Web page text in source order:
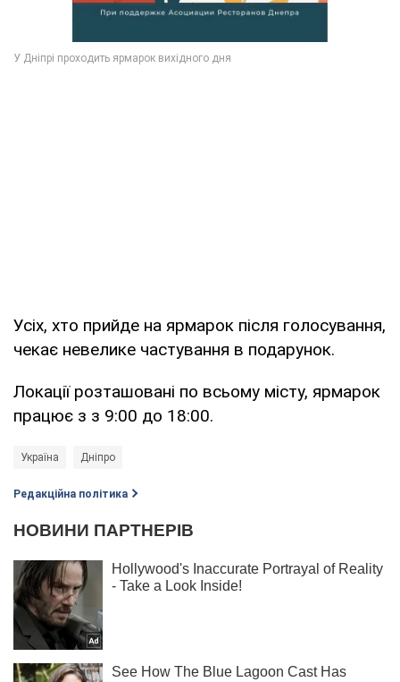
Усіх, хто прийде на ярмарок після голосування,
чекає невелике частування в подарунок.
Локації розташовані по всьому місту, ярмарок
працює з з 9:00 до 18:00.
Україна Дніпро
Редакційна політика